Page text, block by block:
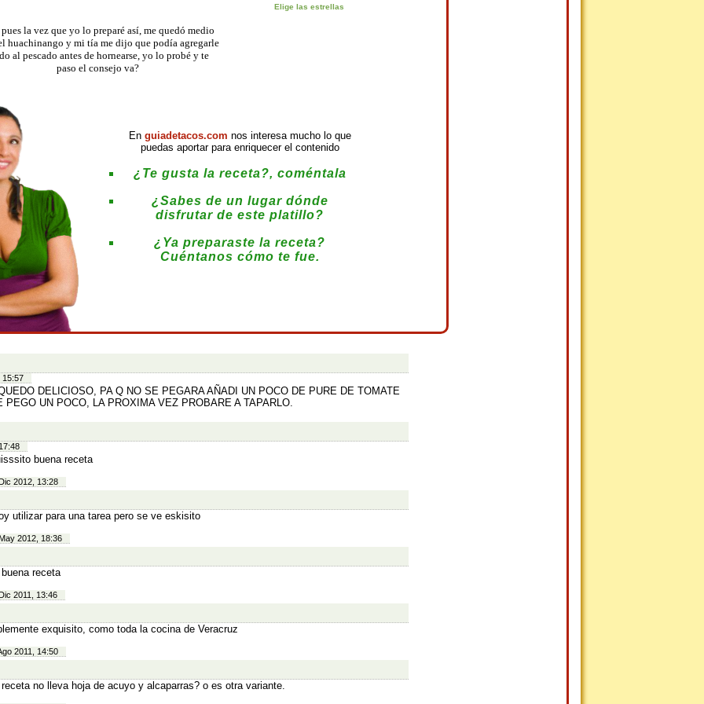
la vez que yo lo preparé así, me quedó medio
huachinango y mi tía me dijo que podía agregarle
al pescado antes de hornearse, yo lo probé y te
paso el consejo va?
En guiadetacos.com nos interesa mucho lo que
puedas aportar para enriquecer el contenido
¿Te gusta la receta?, coméntala
¿Sabes de un lugar dónde
disfrutar de este platillo?
¿Ya preparaste la receta?
Cuéntanos cómo te fue.
15:57
DELICIOSO, PA Q NO SE PEGARA AÑADI UN POCO DE PURE DE TOMATE
PEGO UN POCO, LA PROXIMA VEZ PROBARE A TAPARLO.
buena receta
2012, 13:28
utilizar para una tarea pero se ve eskisito
2012, 18:36
receta
2011, 13:46
exquisito, como toda la cocina de Veracruz
2011, 14:50
no lleva hoja de acuyo y alcaparras? o es otra variante.